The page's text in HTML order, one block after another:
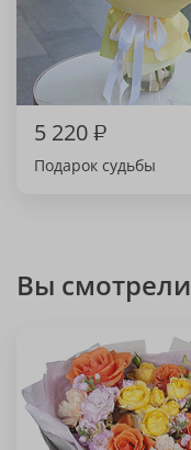
5 220₽
Подарок судьбы
Вы смотрели